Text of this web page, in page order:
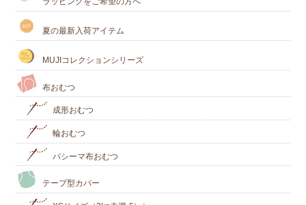
夏の最新入荷アイテム
MUJIコレクションシリーズ
布おむつ
成形おむつ
輪おむつ
パシーマ布おむつ
テープ型カバー